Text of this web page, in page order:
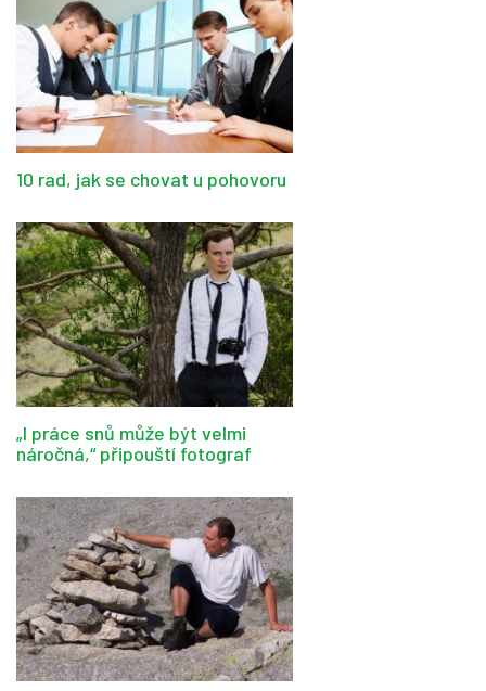
10 rad, jak se chovat u pohovoru
„I práce snů může být velmi
náročná,“ připouští fotograf